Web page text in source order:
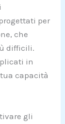
per
che
difficili.
in
capacità
gli